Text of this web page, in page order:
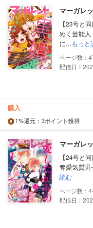
マーガレ
【23号と
めく芸能
に...もっと
配信日：
購入
1%還元 ：3ポイント獲得
マーガレ
【24号と
奪愛気質
読む
配信日：